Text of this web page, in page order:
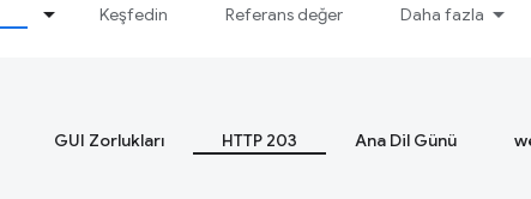
Keşfedin Referans değer Daha fazla
GUI Zorlukları HTTP 203 Ana Dil Günü